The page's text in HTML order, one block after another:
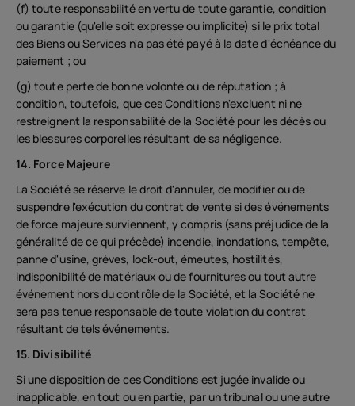
(f) toute responsabilité en vertu de toute garantie, condition
ou garantie (qu'elle soit expresse ou implicite) si le prix total
des Biens ou Services n'a pas été payé à la date d'échéance du
paiement ; ou
(g) toute perte de bonne volonté ou de réputation ; à
condition, toutefois, que ces Conditions n'excluent ni ne
restreignent la responsabilité de la Société pour les décès ou
les blessures corporelles résultant de sa négligence.
14. Force Majeure
La Société se réserve le droit d'annuler, de modifier ou de
suspendre l'exécution du contrat de vente si des événements
de force majeure surviennent, y compris (sans préjudice de la
généralité de ce qui précède) incendie, inondations, tempête,
panne d'usine, grèves, lock-out, émeutes, hostilités,
indisponibilité de matériaux ou de fournitures ou tout autre
événement hors du contrôle de la Société, et la Société ne
sera pas tenue responsable de toute violation du contrat
résultant de tels événements.
15. Divisibilité
Si une disposition de ces Conditions est jugée invalide ou
inapplicable, en tout ou en partie, par un tribunal ou une autre